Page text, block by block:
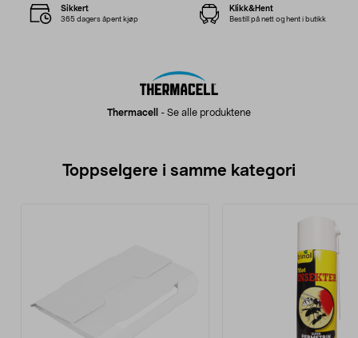
Thermacell - Se alle produktene
Sikkert
365 dagers åpent kjøp
Klikk&Hent
Bestill på nett og hent i butikk
Toppselgere i samme kategori